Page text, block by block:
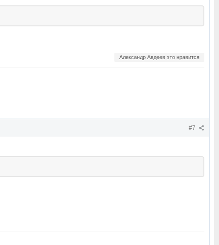
Александр Авдеев это нравится
#7